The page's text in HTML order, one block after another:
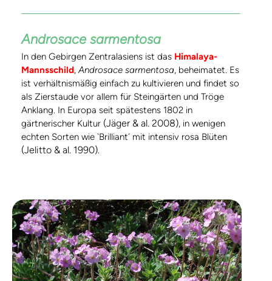
Androsace sarmentosa
In den Gebirgen Zentralasiens ist das Himalaya-
Mannsschild, Androsace sarmentosa, beheimatet. Es
ist verhältnismäßig einfach zu kultivieren und findet so
als Zierstaude vor allem für Steingärten und Tröge
Anklang. In Europa seit spätestens 1802 in
gärtnerischer Kultur (Jäger & al. 2008), in wenigen
echten Sorten wie `Brilliant´ mit intensiv rosa Blüten
(Jelitto & al. 1990)